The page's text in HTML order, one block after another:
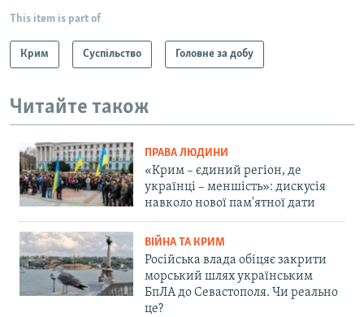
This item is part of
Крим Суспільство Головне за добу
Читайте також
ПРАВА ЛЮДИНИ
«Крим – єдиний регіон, де
українці – меншість»: дискусія
навколо нової пам'ятної дати
ВІЙНА ТА КРИМ
Російська влада обіцяє закрити
морський шлях українським
БпЛА до Севастополя. Чи реально
це?